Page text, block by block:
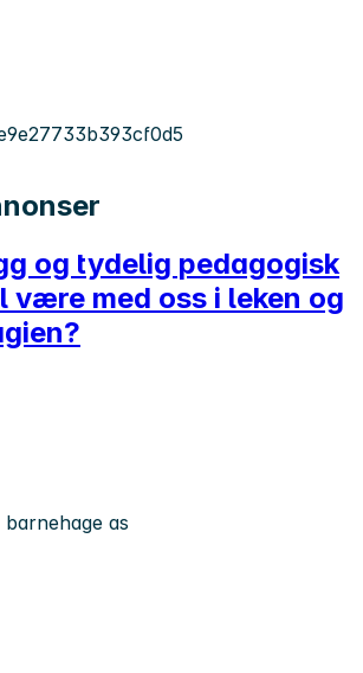
og tydelig pedagogisk
være med oss i leken og
as